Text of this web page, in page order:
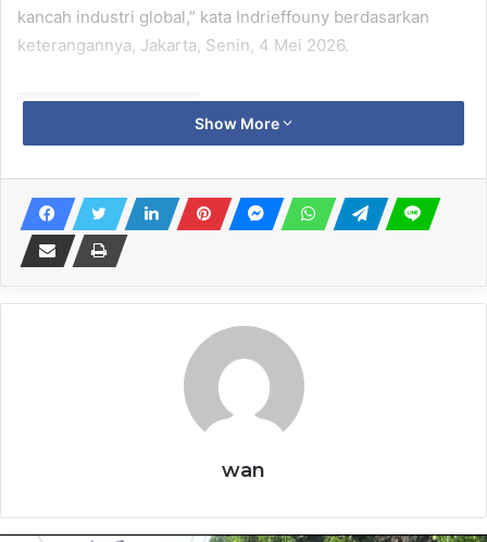
kancah industri global,” kata Indrieffouny berdasarkan
keterangannya, Jakarta, Senin, 4 Mei 2026.
Related Articles
Pemkab Mojokerto Ikuti Olahraga
Tradisional
Pendampingan dan Antar-Jemput
Risalah Lelang
5 August 2026
Kota Lubuk Linggau Ngangsu
Mojokerto
Show More
wan